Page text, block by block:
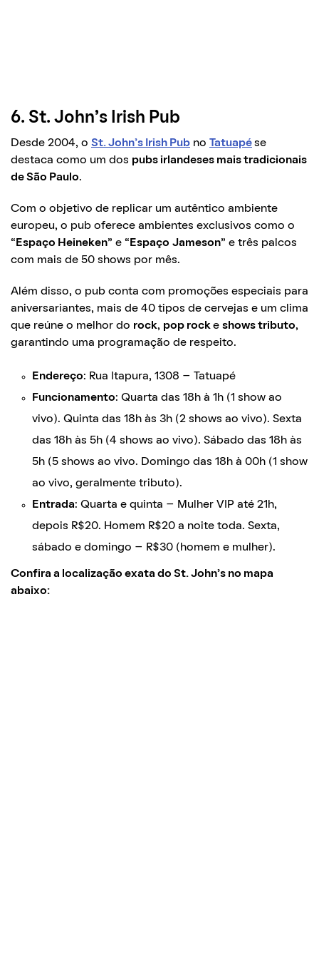
6. St. John’s Irish Pub
Desde 2004, o St. John’s Irish Pub no Tatuapé se
destaca como um dos pubs irlandeses mais tradicionais
de São Paulo.
Com o objetivo de replicar um autêntico ambiente
europeu, o pub oferece ambientes exclusivos como o
“ Espaço Heineken” e “ Espaço Jameson” e três palcos
com mais de 50 shows por mês.
Além disso, o pub conta com promoções especiais para
aniversariantes, mais de 40 tipos de cervejas e um clima
que reúne o melhor do rock, pop rock e shows tributo,
garantindo uma programação de respeito.
Endereço: Rua Itapura, 1308 – Tatuapé
Funcionamento: Quarta das 18h à 1h (1 show ao
vivo). Quinta das 18h às 3h (2 shows ao vivo). Sexta
das 18h às 5h (4 shows ao vivo). Sábado das 18h às
5h (5 shows ao vivo. Domingo das 18h à 00h (1 show
ao vivo, geralmente tributo).
Entrada: Quarta e quinta – Mulher VIP até 21h,
depois R$20. Homem R$20 a noite toda. Sexta,
sábado e domingo – R$30 (homem e mulher).
Confira a localização exata do St. John’s no mapa
abaixo: